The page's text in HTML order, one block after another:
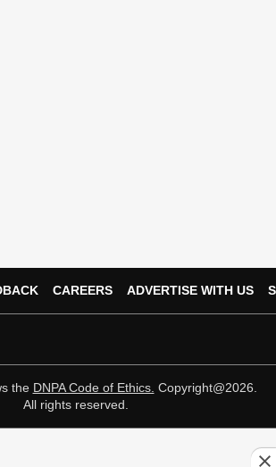
CAREERS ADVERTISE WITH US
the DNPA Code of Ethics. Copyright@2026.
All rights reserved.